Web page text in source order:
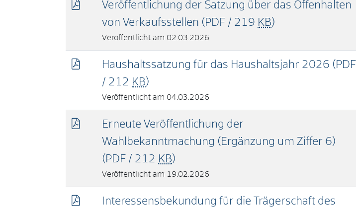
Veröffentlichung der Satzung über das Offenhalten
von Verkaufsstellen (PDF / 219 KB)
02.03.2026
Haushaltssatzung für das Haushaltsjahr 2026 (PDF
/ 212 KB)
04.03.2026
Erneute Veröffentlichung der
Wahlbekanntmachung (Ergänzung um Ziffer 6)
(PDF / 212 KB)
19.02.2026
Interessensbekundung für die Trägerschaft des